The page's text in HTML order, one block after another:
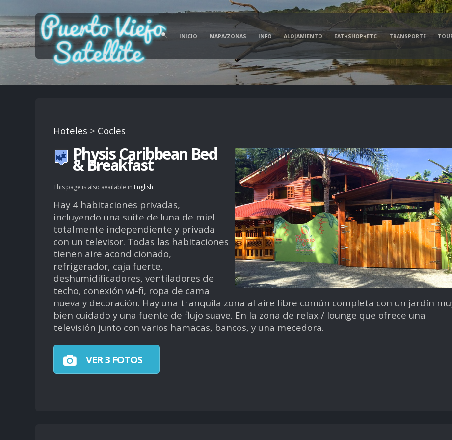
INICIO MAPA/ZONAS INFO ALOJAMIENTO EAT+SHOP+ETC TRANSPORTE
Hoteles > Cocles
Physis Caribbean Bed
& Breakfast
This page is also available in English.
Hay 4 habitaciones privadas,
incluyendo una suite de luna de miel
totalmente independiente y privada
con un televisor. Todas las habitaciones
tienen aire acondicionado,
refrigerador, caja fuerte,
deshumidificadores, ventiladores de
techo, conexión wi-fi, ropa de cama
nueva y decoración. Hay una tranquila zona al aire libre común completa con un jardín
bien cuidado y una fuente de flujo suave. En la zona de relax / lounge que ofrece una
televisión junto con varios hamacas, bancos, y una mecedora.
VER 3 FOTOS